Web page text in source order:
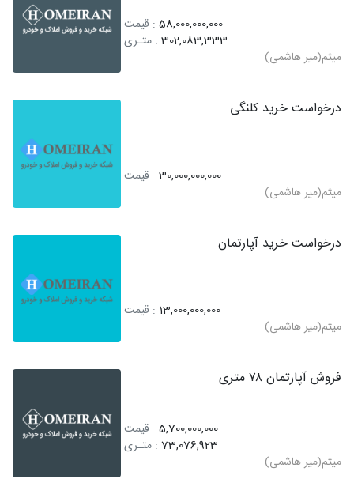
58,000,000,000 : قیمت
302,083,333 : متـری
میثم(میر هاشمی)
درخواست خرید کلنگی
30,000,000,000 : قیمت
میثم(میر هاشمی)
درخواست خرید آپارتمان
13,000,000,000 : قیمت
میثم(میر هاشمی)
فروش آپارتمان ۷۸ متری
5,700,000,000 : قیمت
73,076,923 : متـری
میثم(میر هاشمی)